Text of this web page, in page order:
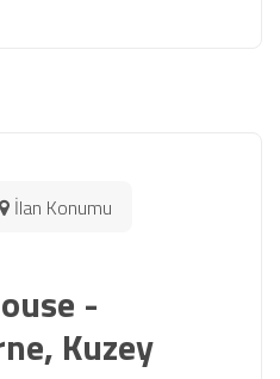
İlan Konumu
-
Kuzey